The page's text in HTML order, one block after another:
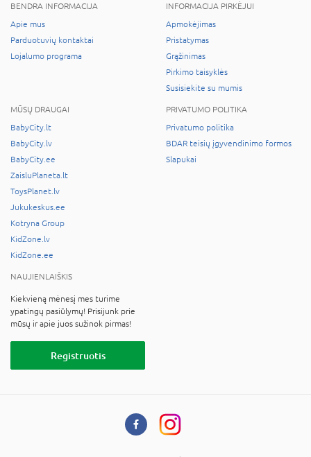
BENDRA INFORMACIJA
Apie mus
Parduotuvių kontaktai
Lojalumo programa
INFORMACIJA PIRKĖJUI
Apmokėjimas
Pristatymas
Grąžinimas
Pirkimo taisyklės
Susisiekite su mumis
MŪSŲ DRAUGAI
BabyCity.lt
BabyCity.lv
BabyCity.ee
ZaisluPlaneta.lt
ToysPlanet.lv
Jukukeskus.ee
Kotryna Group
KidZone.lv
KidZone.ee
PRIVATUMO POLITIKA
Privatumo politika
BDAR teisių įgyvendinimo formos
Slapukai
NAUJIENLAIŠKIS
Kiekvieną mėnesį mes turime
ypatingų pasiūlymų! Prisijunk prie
mūsų ir apie juos sužinok pirmas!
Registruotis